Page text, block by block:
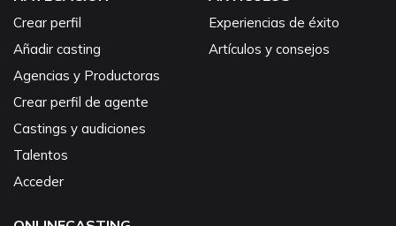
Crear perfil
Añadir casting
Agencias y Productoras
Crear perfil de agente
Castings y audiciones
Talentos
Acceder
Experiencias de éxito
Artículos y consejos